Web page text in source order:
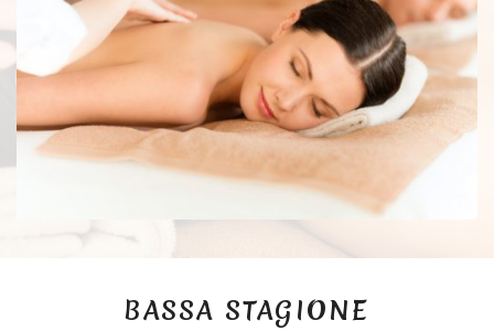
BASSA STAGIONE